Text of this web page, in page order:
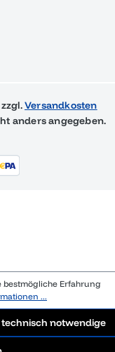
zzgl.Versandkosten
anders angegeben.
bestmögliche Erfahrung
...
notwendige